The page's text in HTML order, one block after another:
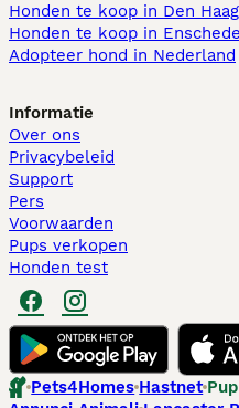
Honden te koop in Den Haag
Honden te koop in Enschede
Adopteer hond in Nederland
Informatie
Over ons
Privacybeleid
Support
Pers
Voorwaarden
Pups verkopen
Honden test
Pets4Homes Hastnet